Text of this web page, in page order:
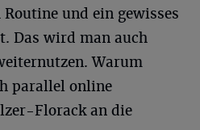
und ein gewisses
Das wird man auch
Warum
parallel online
Florack an die